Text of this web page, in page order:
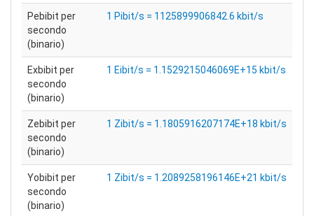
Pebibit per
secondo
(binario)
1 Pibit/s = 1125899906842.6 kbit/s
Exbibit per
secondo
(binario)
1 Eibit/s = 1.1529215046069E+15 kbit/s
Zebibit per
secondo
(binario)
1 Zibit/s = 1.1805916207174E+18 kbit/s
Yobibit per
secondo
(binario)
1 Zibit/s = 1.2089258196146E+21 kbit/s